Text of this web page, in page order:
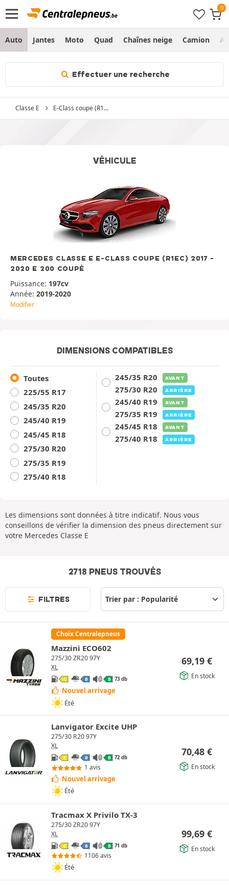
Auto Jantes Moto Quad Chaînes neige Camion
Effectuer une recherche
Classe E E-Class coupe (R1...
VÉHICULE
MERCEDES CLASSE E E-CLASS COUPE (R1EC) 2017 -
2020 E 200 COUPÉ
Puissance: 197cv
Année: 2019-2020
Modifier
DIMENSIONS COMPATIBLES
Toutes
225/55 R17
245/35 R20
245/40 R19
245/45 R18
275/30 R20
275/35 R19
275/40 R18
245/35 R20
275/30 R20
AVANT
ARRIÈRE
245/40 R19
275/35 R19
AVANT
ARRIÈRE
245/45 R18
275/40 R18
AVANT
ARRIÈRE
Les dimensions sont données à titre indicatif. Nous vous
conseillons de vérifier la dimension des pneus directement sur
votre Mercedes Classe E
2718 PNEUS TROUVÉS
FILTRES
Choix Centralepneus
Mazzini ECO602
275/30 ZR20 97Y
XL
C B B 73 db
Nouvel arrivage
Été
69,19 €
En stock
Lanvigator Excite UHP
275/30 R20 97Y
XL
C B B 72 db
1 avis
Nouvel arrivage
Été
70,48 €
En stock
Tracmax X Privilo TX-3
275/30 ZR20 97Y
XL
C B B 71 db
1106 avis
Été
99,69 €
En stock